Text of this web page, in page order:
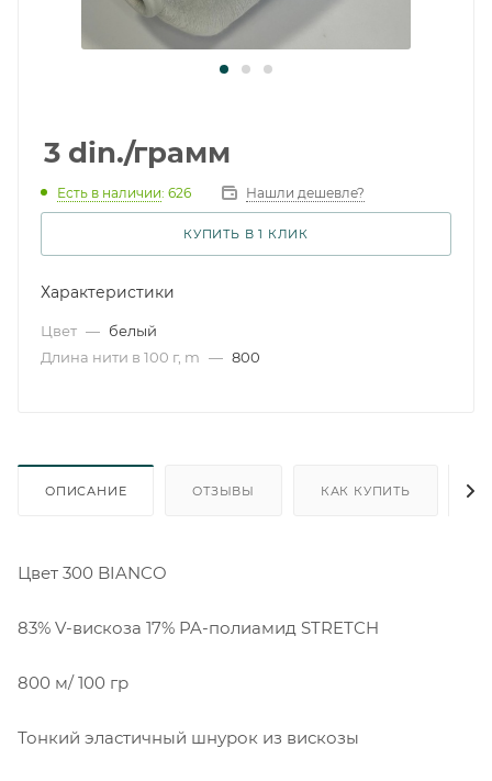
3 din./грамм
Есть в наличии: 626 Нашли дешевле?
КУПИТЬ В 1 КЛИК
Характеристики
Цвет — белый
Длина нити в 100 г, m — 800
ОПИСАНИЕ ОТЗЫВЫ КАК КУПИТЬ
Цвет 300 BIANCO
83% V-вискоза 17% PA-полиамид STRETCH
800 м/ 100 гр
Тонкий эластичный шнурок из вискозы